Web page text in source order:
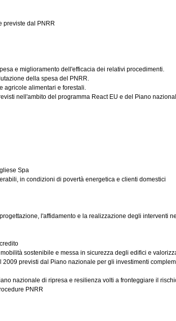
previste dal PNRR
e miglioramento dell'efficacia dei relativi procedimenti.
della spesa del PNRR.
agricole alimentari e forestali.
nell'ambito del programma React EU e del Piano
Spa
in condizioni di povertà energetica e clienti domestici
l'affidamento e la realizzazione degli interventi
sostenibile e messa in sicurezza degli edifici e
previsti dal Piano nazionale per gli investimenti
nazionale di ripresa e resilienza volti a fronteggiare il
PNRR